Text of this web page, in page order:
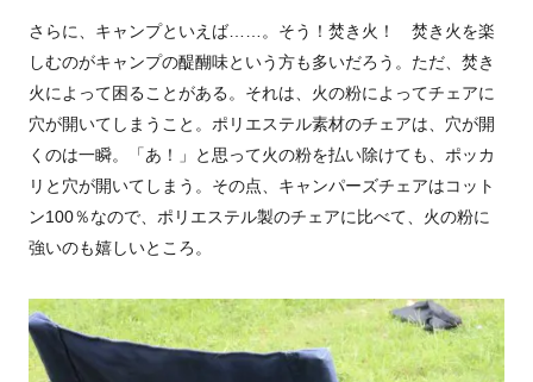
さらに、キャンプといえば……。そう！焚き火！ 焚き火を楽
しむのがキャンプの醍醐味という方も多いだろう。ただ、焚き
火によって困ることがある。それは、火の粉によってチェアに
穴が開いてしまうこと。ポリエステル素材のチェアは、穴が開
くのは一瞬。「あ！」と思って火の粉を払い除けても、ポッカ
リと穴が開いてしまう。その点、キャンパーズチェアはコット
ン100％なので、ポリエステル製のチェアに比べて、火の粉に
強いのも嬉しいところ。